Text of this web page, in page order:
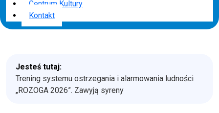
Centrum Kultury
Kontakt
Jesteś tutaj:
Trening systemu ostrzegania i alarmowania ludności
„ROZOGA 2026”. Zawyją syreny